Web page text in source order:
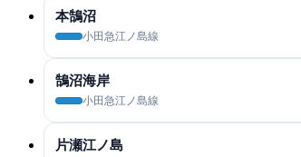
本鵠沼
小田急江ノ島線
鵠沼海岸
小田急江ノ島線
片瀬江ノ島